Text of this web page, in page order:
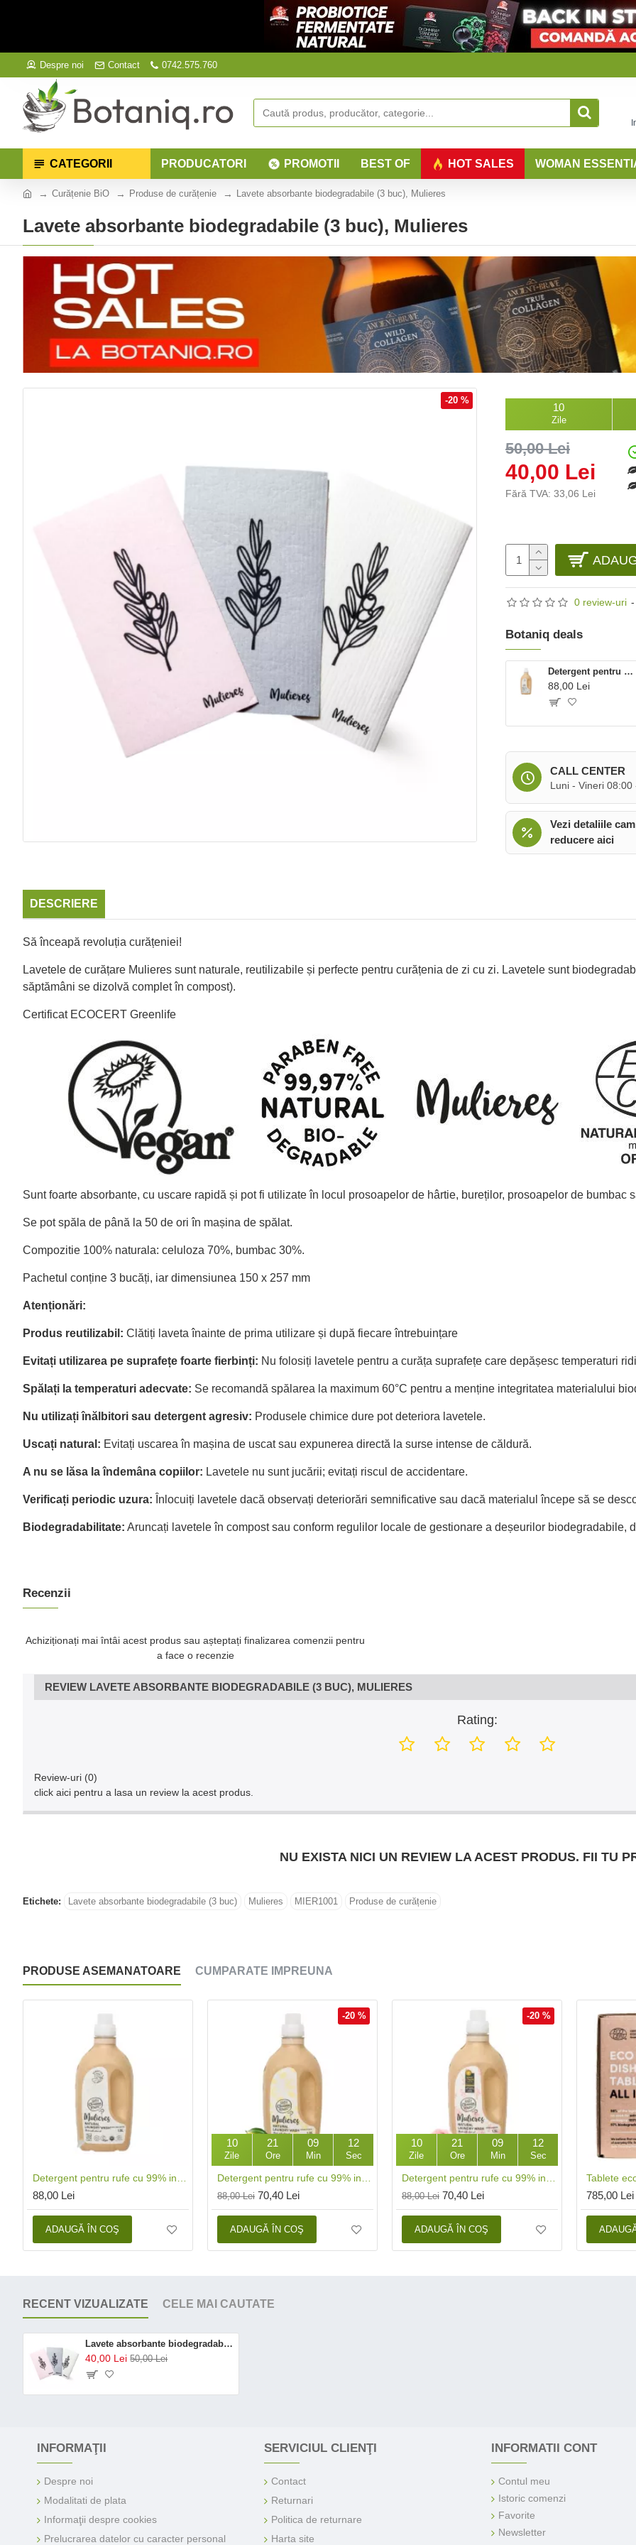
Despre noi Contact 0742.575.760
CATEGORII PRODUCATORI PROMOTII BEST OF HOT SALES WOMAN
Curățenie BiO Produse de curățenie Lavete absorbante biodegradabile (3 buc), Mulieres
Lavete absorbante biodegradabile (3 buc), Mulieres
-20 %
0 review-uri -
10
Zile
50,00 Lei
40,00 Lei
Fără TVA: 33,06 Lei
CALL CENTER
Luni - Vineri 08:00
Vezi detaliile
reducere aici
Botaniq deals
Detergent pentru rufe cu 99% ingrediente naturale fara parfum (1.5L), Mulieres
88,00 Lei
DESCRIERE
Să înceapă revoluția curățeniei!
Lavetele de curățare Mulieres sunt naturale, reutilizabile și perfecte pentru curățenia de zi cu zi. Lavetele sunt
săptămâni se dizolvă complet în compost).
Certificat ECOCERT Greenlife
Sunt foarte absorbante, cu uscare rapidă și pot fi utilizate în locul prosoapelor de hârtie, bureților, prosoapelor de bumbac
Se pot spăla de până la 50 de ori în mașina de spălat.
Compozitie 100% naturala: celuloza 70%, bumbac 30%.
Pachetul conține 3 bucăți, iar dimensiunea 150 x 257 mm
Atenționări:
Produs reutilizabil: Clătiți laveta înainte de prima utilizare și după fiecare întrebuințare
Evitați utilizarea pe suprafețe foarte fierbinți: Nu folosiți lavetele pentru a curăța suprafețe care depășesc temperaturi
Spălați la temperaturi adecvate: Se recomandă spălarea la maximum 60°C pentru a menține integritatea materialului
Nu utilizați înălbitori sau detergent agresiv: Produsele chimice dure pot deteriora lavetele.
Uscați natural: Evitați uscarea în mașina de uscat sau expunerea directă la surse intense de căldură.
A nu se lăsa la îndemâna copiilor: Lavetele nu sunt jucării; evitați riscul de accidentare.
Verificați periodic uzura: Înlocuiți lavetele dacă observați deteriorări semnificative sau dacă materialul începe să se
Biodegradabilitate: Aruncați lavetele în compost sau conform regulilor locale de gestionare a deșeurilor biodegradabile,
Recenzii
Achiziționați mai întâi acest produs sau așteptați finalizarea comenzii pentru
a face o recenzie
REVIEW LAVETE ABSORBANTE BIODEGRADABILE (3 BUC), MULIERES
Rating:
Review-uri (0)
click aici pentru a lasa un review la acest produs.
NU EXISTA NICI UN REVIEW LA ACEST PRODUS. FII TU
Etichete: Lavete absorbante biodegradabile (3 buc) Mulieres MIER1001 Produse de curățenie
PRODUSE ASEMANATOARE CUMPARATE IMPREUNA
88,00 Lei
ADAUGĂ ÎN COŞ
-20 %
10
Zile
21
Ore
09
Min
11
Sec
88,00 Lei 70,40 Lei
ADAUGĂ ÎN COŞ
-20 %
10
Zile
21
Ore
09
Min
11
Sec
88,00 Lei 70,40 Lei
ADAUGĂ ÎN COŞ
785,00 Lei
RECENT VIZUALIZATE CELE MAI CAUTATE
Lavete absorbante biodegradabile (3 buc), Mulieres
40,00 Lei 50,00 Lei
INFORMAŢII
Despre noi
Modalitati de plata
Informaţii despre cookies
Prelucrarea datelor cu caracter personal
SERVICIUL CLIENŢI
Contact
Returnari
Politica de returnare
Harta site
INFORMATII CONT
Contul meu
Istoric comenzi
Favorite
Newsletter